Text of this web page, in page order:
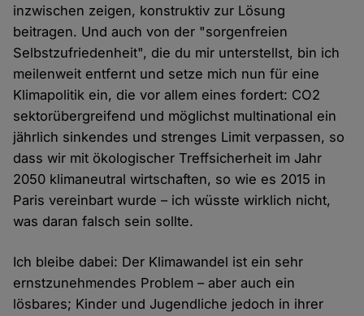
inzwischen zeigen, konstruktiv zur Lösung
beitragen. Und auch von der "sorgenfreien
Selbstzufriedenheit", die du mir unterstellst, bin ich
meilenweit entfernt und setze mich nun für eine
Klimapolitik ein, die vor allem eines fordert: CO2
sektorübergreifend und möglichst multinational ein
jährlich sinkendes und strenges Limit verpassen, so
dass wir mit ökologischer Treffsicherheit im Jahr
2050 klimaneutral wirtschaften, so wie es 2015 in
Paris vereinbart wurde – ich wüsste wirklich nicht,
was daran falsch sein sollte.
Ich bleibe dabei: Der Klimawandel ist ein sehr
ernstzunehmendes Problem – aber auch ein
lösbares; Kinder und Jugendliche jedoch in ihrer